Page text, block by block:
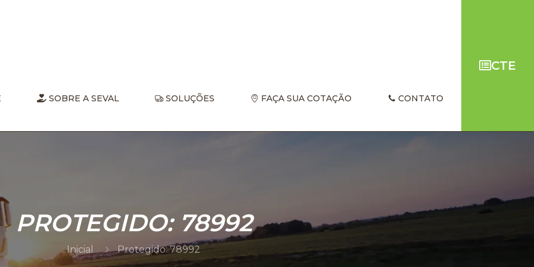
SOBRE A SEVAL SOLUÇÕES FAÇA SUA COTAÇÃO CONTATO
CTE
PROTEGIDO: 78992
Inicial Protegido: 78992